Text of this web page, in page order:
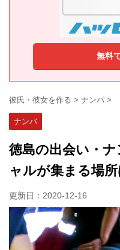
無料
彼氏・彼女を作る > ナンパ >
ナンパ
徳島の出会い・
ャルが集まる場所
更新日： 2020-12-16